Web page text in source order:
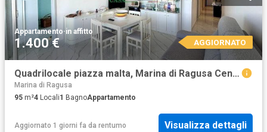
Appartamento·in affitto
1.400 € AGGIORNATO
Quadrilocale piazza malta, Marina di Ragusa Centro, Ragusa
Marina di Ragusa
95 m²4 Locali1 BagnoAppartamento
Aggiornato 1 giorni fa da rentumo Visualizza dettagli